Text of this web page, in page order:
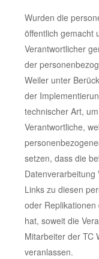
Wurden die
öffentlich gemacht
Verantwortlicher
der
Weiler unter
der
technischer Art,
Verantwortliche,
setzen, dass die
Datenverarbeitung
Links zu diesen
oder
hat, soweit die
Mitarbeiter der TC
veranlassen.